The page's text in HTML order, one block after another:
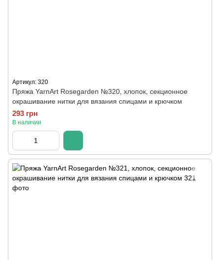
Артикул: 320
Пряжа YarnArt Rosegarden №320, хлопок, секционное
окрашивание нитки для вязания спицами и крючком
293 грн
В наличии